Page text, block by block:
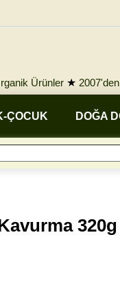
Ürünler ★
ÇOCUK DOĞA
320g